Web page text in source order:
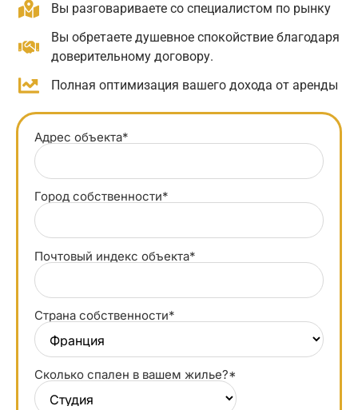
Вы разговариваете со специалистом по рынку
Вы обретаете душевное спокойствие благодаря
доверительному договору.
Полная оптимизация вашего дохода от аренды
Адрес объекта*
Город собственности*
Почтовый индекс объекта*
Страна собственности*
Сколько спален в вашем жилье?*